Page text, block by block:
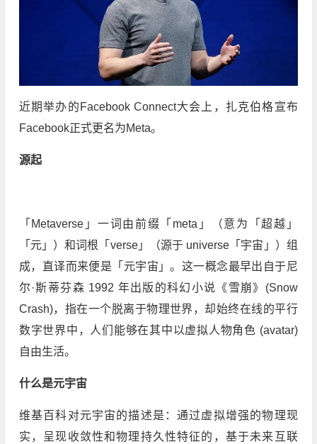
近期举办的Facebook Connect大会上，扎克伯格宣布
Facebook正式更名为Meta。
源起
「Metaverse」一词由前缀「meta」（意为「超越」
「元」）和词根「verse」（源于 universe「宇宙」）组
成，直译而来便是「元宇宙」。这一概念最早出自于尼
尔·斯蒂芬森 1992 年出版的科幻小说《雪崩》(Snow
Crash)，指在一个脱离于物理世界，却始终在线的平行
数字世界中，人们能够在其中以虚拟人物角色 (avatar)
自由生活。
什么是元宇宙
维基百科对元宇宙的描述是：通过虚拟增强的物理现
实，呈现收敛性和物理持久性特征的，基于未来互联